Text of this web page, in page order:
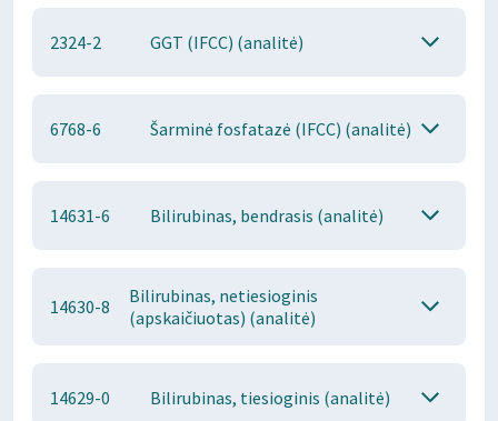
2324-2 GGT (IFCC) (analitė)
6768-6 Šarminė fosfatazė (IFCC) (analitė)
14631-6 Bilirubinas, bendrasis (analitė)
14630-8
Bilirubinas, netiesioginis
(apskaičiuotas) (analitė)
14629-0 Bilirubinas, tiesioginis (analitė)